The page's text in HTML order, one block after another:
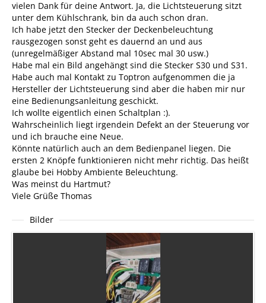
vielen Dank für deine Antwort. Ja, die Lichtsteuerung sitzt
unter dem Kühlschrank, bin da auch schon dran.
Ich habe jetzt den Stecker der Deckenbeleuchtung
rausgezogen sonst geht es dauernd an und aus
(unregelmäßiger Abstand mal 10sec mal 30 usw.)
Habe mal ein Bild angehängt sind die Stecker S30 und S31.
Habe auch mal Kontakt zu Toptron aufgenommen die ja
Hersteller der Lichtsteuerung sind aber die haben mir nur
eine Bedienungsanleitung geschickt.
Ich wollte eigentlich einen Schaltplan :).
Wahrscheinlich liegt irgendein Defekt an der Steuerung vor
und ich brauche eine Neue.
Könnte natürlich auch an dem Bedienpanel liegen. Die
ersten 2 Knöpfe funktionieren nicht mehr richtig. Das heißt
glaube bei Hobby Ambiente Beleuchtung.
Was meinst du Hartmut?
Viele Grüße Thomas
Bilder